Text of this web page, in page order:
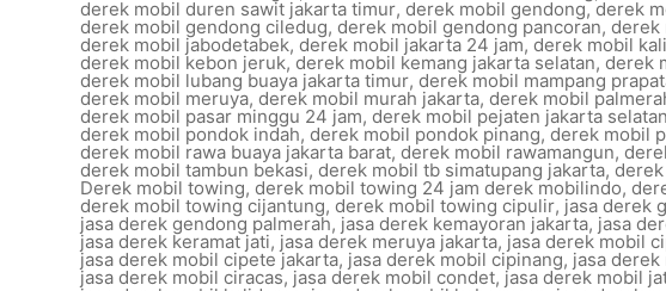
derek mobil duren sawit jakarta timur, derek mobil gendong,derek
derek mobil gendong ciledug, derek mobil gendong pancoran, derek
derek mobil jabodetabek, derek mobil jakarta 24 jam, derek mobil
derek mobil kebon jeruk,derek mobil kemang jakarta selatan, derek
derek mobil lubang buaya jakarta timur, derek mobil mampang
derek mobil meruya, derek mobil murah jakarta, derek mobil
derek mobil pasar minggu 24 jam, derek mobil pejaten jakarta selatan
derek mobil pondok indah, derek mobil pondok pinang,derek mobil
derek mobil rawa buaya jakarta barat, derek mobil rawamangun,
derek mobil tambun bekasi, derek mobil tb simatupang jakarta,
Derek mobil towing, derek mobil towing 24 jam derek mobilindo,
derek mobil towing cijantung, derek mobil towing cipulir, jasa derek
jasa derek gendong palmerah, jasa derek kemayoran jakarta, jasa
jasa derek keramat jati, jasa derek meruya jakarta, jasa derek mobil
jasa derek mobil cipete jakarta, jasa derek mobil cipinang, jasa
jasa derek mobil ciracas, jasa derek mobil condet, jasa derek mobil